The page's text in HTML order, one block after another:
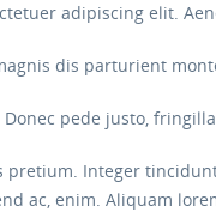
adipiscing elit.
dis parturient
pede justo,
Integer
ac, enim. Aliquam